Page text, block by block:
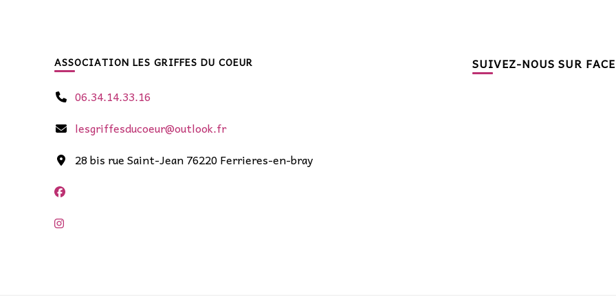
ASSOCIATION LES GRIFFES DU COEUR
06.34.14.33.16
lesgriffesducoeur@outlook.fr
28 bis rue Saint-Jean 76220 Ferrieres-en-bray
SUIVEZ-NOUS SUR